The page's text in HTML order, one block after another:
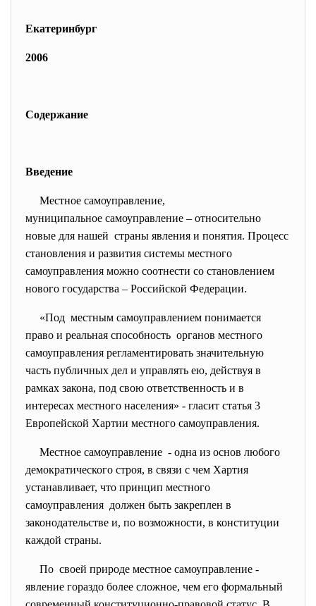
Екатеринбург
2006
Содержание
Введение
Местное самоуправление,
муниципальное самоуправление – относительно
новые для нашей страны явления и понятия. Процесс
становления и развития системы местного
самоуправления можно соотнести со становлением
нового государства – Российской Федерации.
«Под местным самоуправлением понимается
право и реальная способность органов местного
самоуправления регламентировать значительную
часть публичных дел и управлять ею, действуя в
рамках закона, под свою ответственность и в
интересах местного населения» - гласит статья 3
Европейской Хартии местного самоуправления.
Местное самоуправление - одна из основ любого
демократического строя, в связи с чем Хартия
устанавливает, что принцип местного
самоуправления должен быть закреплен в
законодательстве и, по возможности, в конституции
каждой страны.
По своей природе местное самоуправление -
явление гораздо более сложное, чем его формальный